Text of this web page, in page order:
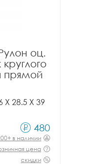
оц.
прямой
28.5 X 39
480
в наличии
цена
скидки